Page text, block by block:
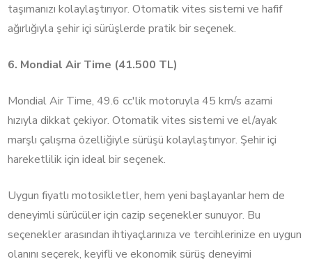
taşımanızı kolaylaştırıyor. Otomatik vites sistemi ve hafif
ağırlığıyla şehir içi sürüşlerde pratik bir seçenek.
6. Mondial Air Time (41.500 TL)
Mondial Air Time, 49.6 cc'lik motoruyla 45 km/s azami
hızıyla dikkat çekiyor. Otomatik vites sistemi ve el/ayak
marşlı çalışma özelliğiyle sürüşü kolaylaştırıyor. Şehir içi
hareketlilik için ideal bir seçenek.
Uygun fiyatlı motosikletler, hem yeni başlayanlar hem de
deneyimli sürücüler için cazip seçenekler sunuyor. Bu
seçenekler arasından ihtiyaçlarınıza ve tercihlerinize en uygun
olanını seçerek, keyifli ve ekonomik sürüş deneyimi